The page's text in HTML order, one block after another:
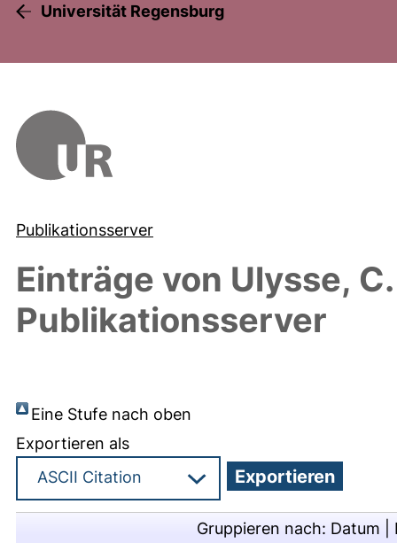
Universität Regensburg
Publikationsserver
Einträge von Ulysse, C.
Publikationsserver
Eine Stufe nach oben
Exportieren als
Gruppieren nach: Datum